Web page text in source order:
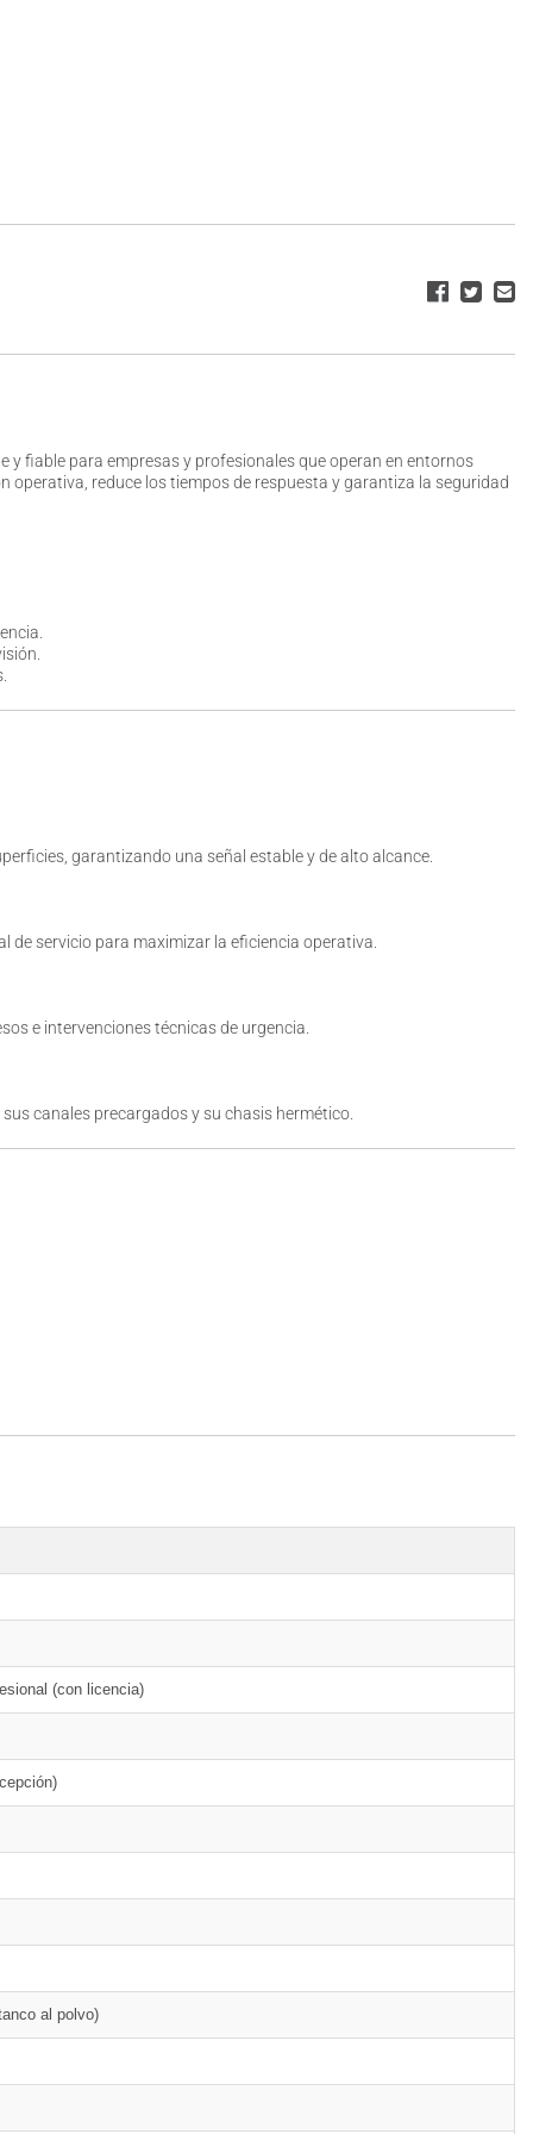
y fiable para empresas y profesionales que operan en entornos
reduce los tiempos de respuesta y garantiza la seguridad
garantizando una señal estable y de alto alcance.
de servicio para maximizar la eficiencia operativa.
e intervenciones técnicas de urgencia.
canales precargados y su chasis hermético.
(con licencia)
al polvo)